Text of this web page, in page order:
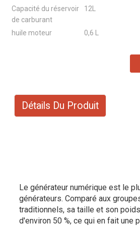
Capacité du réservoir
de carburant
12L
huile moteur 0,6 L
Détails Du Produit
Le générateur numérique est le
générateurs. Comparé aux
traditionnels, sa taille et son
d'environ 50 %, ce qui en fait une